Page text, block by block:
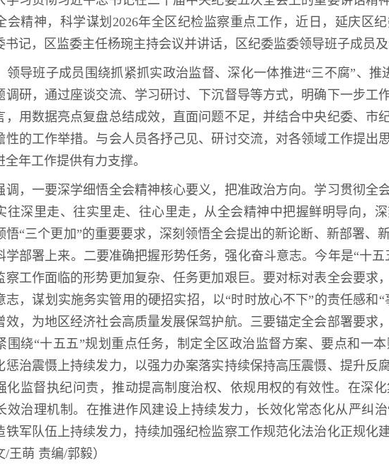
会精神，科学谋划 2026年全区纪检监察重点工作，近日，延庆区
书记，区监委主任杨琬主持会议并讲话，区纪委监委领导班子成员及
领导班子成员围绕抓紧抓实政治监督、深化一体推进“三不腐”、推
调研，通过座谈交流、学习研讨、下沉督导等方式，明确下一步工
，用数据亮点复盘总结成效，直面问题不足，并结合中央纪委、市
性的工作举措。与会人员各抒己见、研讨交流，对各领域工作提出
全年工作提供有力支撑。
调，一要深学细悟全会精神核心要义，把准政治方向。学习贯彻全
往深里走、往实里走、往心里走，从全会精神中把握鲜明导向，
悟“三个更加”的重要要求，深刻领悟全会提出的新论断、新部署、
学部署上来。二要准确把握形势任务，强化奋斗意志。今年是“十
察工作面临的形势更加复杂、任务更加艰巨。要对标对表全会要求
志，谋划实施务实管用的硬招实招，以“时时放心不下”的责任感和
效，为地区经济社会高质量发展保驾护航。三要锚定全会部署要求
围绕“十五五”规划重点任务，制定全区政治监督方案、要点和一
惩治震慑上持续发力，以强力办案落实持续保持高压震慑、提升反
化监督执纪问责，推动提高制度治权、依规用权的有效性。在深
效治理机制。在推进作风建设上持续发力，长效化常态化从严纠
铁军队伍上持续发力，持续加强纪检监察工作规范化法治化正规化
/王萌 责编/郭毅）